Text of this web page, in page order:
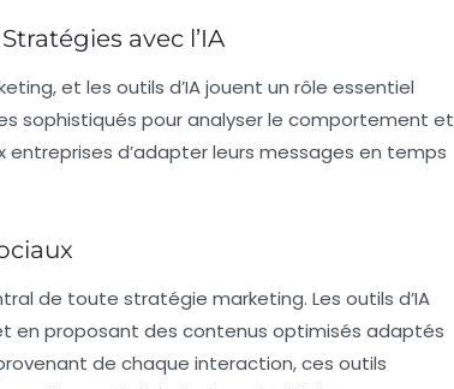
avec l’IA
et les outils d’IA jouent un rôle essentiel
sophistiqués pour analyser le comportement et
d’adapter leurs messages en temps
de toute stratégie marketing. Les outils d’IA
proposant des contenus optimisés adaptés
de chaque interaction, ces outils